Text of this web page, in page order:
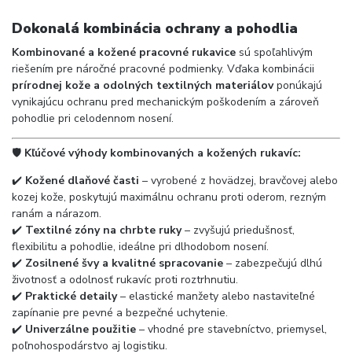
Dokonalá kombinácia ochrany a pohodlia
Kombinované a kožené pracovné rukavice sú spoľahlivým
riešením pre náročné pracovné podmienky. Vďaka kombinácii
prírodnej kože a odolných textilných materiálovponúkajú
vynikajúcu ochranu pred mechanickým poškodením a zároveň
pohodlie pri celodennom nosení.
🛡️ Kľúčové výhody kombinovaných a kožených rukavíc:
✔️ Kožené dlaňové časti – vyrobené z hovädzej, bravčovej alebo
kozej kože, poskytujú maximálnu ochranu proti oderom, rezným
ranám a nárazom.
✔️ Textilné zóny na chrbte ruky– zvyšujú priedušnosť,
flexibilitu a pohodlie, ideálne pri dlhodobom nosení.
✔️ Zosilnené švy a kvalitné spracovanie – zabezpečujú dlhú
životnosť a odolnosť rukavíc proti roztrhnutiu.
✔️ Praktické detaily– elastické manžety alebo nastaviteľné
zapínanie pre pevné a bezpečné uchytenie.
✔️ Univerzálne použitie – vhodné pre stavebníctvo, priemysel,
poľnohospodárstvo aj logistiku.